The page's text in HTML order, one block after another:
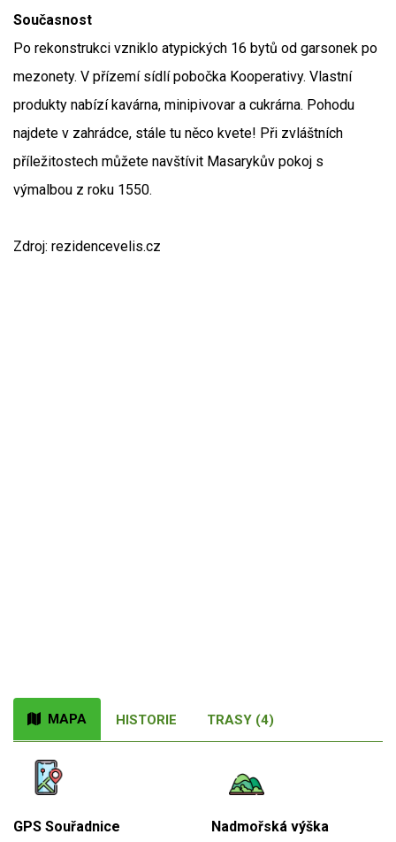
Současnost
Po rekonstrukci vzniklo atypických 16 bytů od garsonek po
mezonety. V přízemí sídlí pobočka Kooperativy. Vlastní
produkty nabízí kavárna, minipivovar a cukrárna. Pohodu
najdete v zahrádce, stále tu něco kvete! Při zvláštních
příležitostech můžete navštívit Masarykův pokoj s
výmalbou z roku 1550.
Zdroj: rezidencevelis.cz
MAPA HISTORIE TRASY (4)
GPS Souřadnice Nadmořská výška